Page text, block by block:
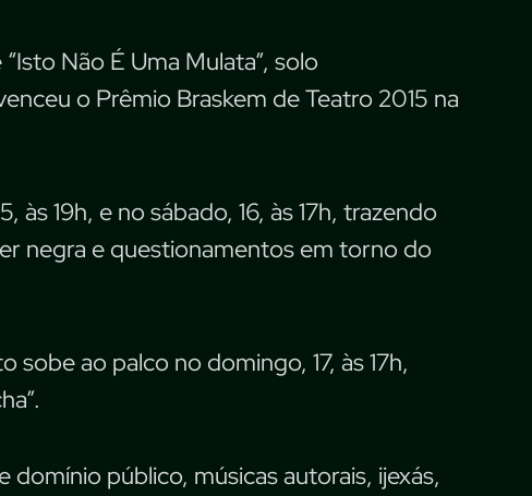
Não É Uma Mulata”, solo
o Prêmio Braskem de Teatro 2015 na
às 19h, e no sábado, 16, às 17h, trazendo
negra e questionamentos em torno do
ao palco no domingo, 17, às 17h,
público, músicas autorais, ijexás,